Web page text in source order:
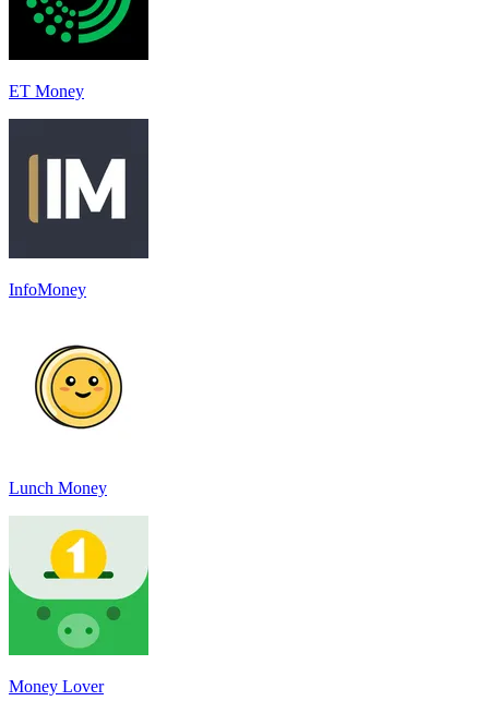
ET Money
InfoMoney
Lunch Money
Money Lover